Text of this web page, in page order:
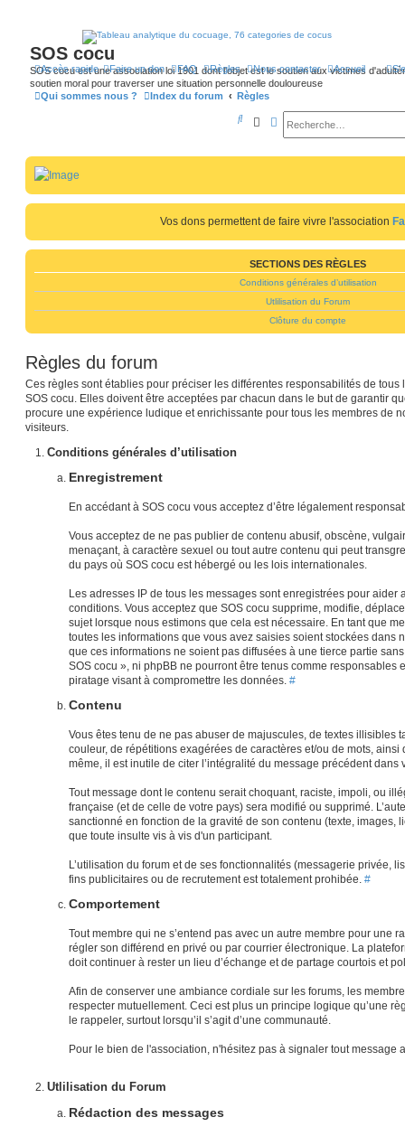
SOS cocu
SOS cocu est une association loi 1901 dont l'objet est le soutien aux victimes
soutien moral pour traverser une situation personnelle douloureuse
Accès rapide Faire un don FAQ Règles Nous contacter Accueil
Qui sommes nous ? Index du forum Règles
Rechercher
Recherche avancée
R
e
r
c
e
r
Vos dons permettent de faire vivre l'association
SECTIONS DES RÈGLES
Conditions générales d’utilisation
Utlilisation du Forum
Clôture du compte
Règles du forum
Ces règles sont établies pour préciser les différentes responsabilités de tous
SOS cocu. Elles doivent être acceptées par chacun dans le but de garantir
procure une expérience ludique et enrichissante pour tous les membres de
visiteurs.
Conditions générales d’utilisation
Enregistrement
En accédant à SOS cocu vous acceptez d’être légalement
Vous acceptez de ne pas publier de contenu abusif, obscène,
menaçant, à caractère sexuel ou tout autre contenu qui peut
du pays où SOS cocu est hébergé ou les lois internationales.
Les adresses IP de tous les messages sont enregistrées pour aider
conditions. Vous acceptez que SOS cocu supprime, modifie,
sujet lorsque nous estimons que cela est nécessaire. En tant que
toutes les informations que vous avez saisies soient stockées dans
que ces informations ne soient pas diffusées à une tierce partie
SOS cocu », ni phpBB ne pourront être tenus comme responsables
piratage visant à compromettre les données. #
Contenu
Vous êtes tenu de ne pas abuser de majuscules, de textes illisibles
couleur, de répétitions exagérées de caractères et/ou de mots, ainsi
même, il est inutile de citer l’intégralité du message précédent dans
Tout message dont le contenu serait choquant, raciste, impoli, ou
française (et de celle de votre pays) sera modifié ou supprimé.
sanctionné en fonction de la gravité de son contenu (texte, images,
que toute insulte vis à vis d'un participant.
L’utilisation du forum et de ses fonctionnalités (messagerie privée,
fins publicitaires ou de recrutement est totalement prohibée. #
Comportement
Tout membre qui ne s’entend pas avec un autre membre pour une
régler son différend en privé ou par courrier électronique. La
doit continuer à rester un lieu d’échange et de partage courtois et
Afin de conserver une ambiance cordiale sur les forums, les
respecter mutuellement. Ceci est plus un principe logique qu’une
le rappeler, surtout lorsqu’il s’agit d’une communauté.
Pour le bien de l'association, n'hésitez pas à signaler tout message
Utlilisation du Forum
Rédaction des messages